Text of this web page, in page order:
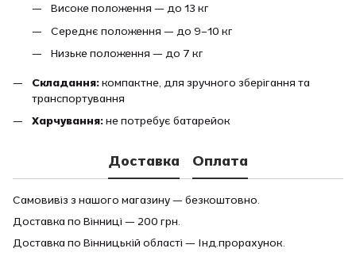
Високе положення — до 13 кг
Середнє положення — до 9–10 кг
Низьке положення — до 7 кг
Складання:компактне, для зручного зберігання та
транспортування
Харчування:не потребує батарейок
Доставка Оплата
Самовивіз з нашого магазину — безкоштовно.
Доставка по Вінниці — 200 грн.
Доставка по Вінницькій області — Інд.прорахунок.